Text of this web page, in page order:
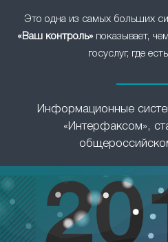
Это одна из самых больших
«Ваш контроль»показывает,
госуслуг, где
Информационные
«Интерфаксом»,